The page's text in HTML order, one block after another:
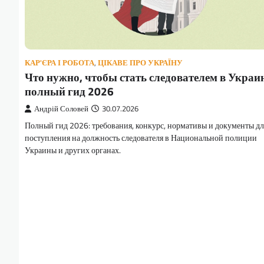
КАР'ЄРА І РОБОТА, ЦІКАВЕ ПРО УКРАЇНУ
Что нужно, чтобы стать следователем в
полный гид 2026
Андрій Соловей 30.07.2026
Полный гид 2026: требования, конкурс, нормативы и документы
поступления на должность следователя в Национальной полиции
Украины и других органах.